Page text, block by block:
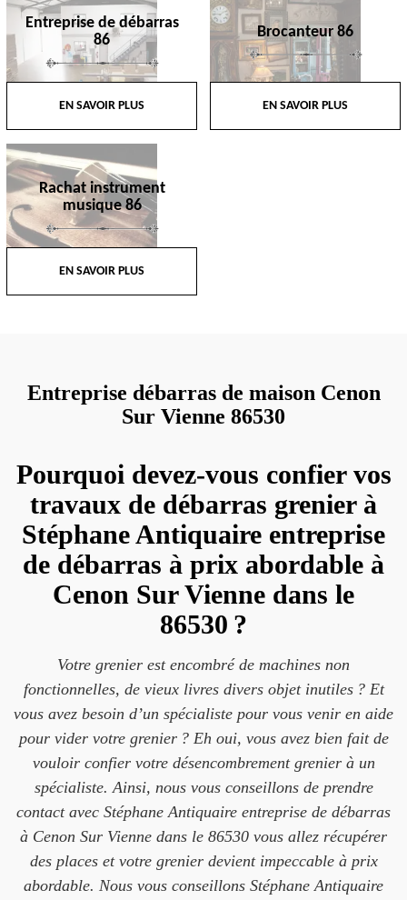
Entreprise de débarras
86
EN SAVOIR PLUS
Brocanteur 86
EN SAVOIR PLUS
Rachat instrument
musique 86
EN SAVOIR PLUS
Entreprise débarras de maison Cenon
Sur Vienne 86530
Pourquoi devez-vous confier vos
travaux de débarras grenier à
Stéphane Antiquaire entreprise
de débarras à prix abordable à
Cenon Sur Vienne dans le
86530 ?
Votre grenier est encombré de machines non
fonctionnelles, de vieux livres divers objet inutiles ? Et
vous avez besoin d’un spécialiste pour vous venir en aide
pour vider votre grenier ? Eh oui, vous avez bien fait de
vouloir confier votre désencombrement grenier à un
spécialiste. Ainsi, nous vous conseillons de prendre
contact avec Stéphane Antiquaire entreprise de débarras
à Cenon Sur Vienne dans le 86530 vous allez récupérer
des places et votre grenier devient impeccable à prix
abordable. Nous vous conseillons Stéphane Antiquaire